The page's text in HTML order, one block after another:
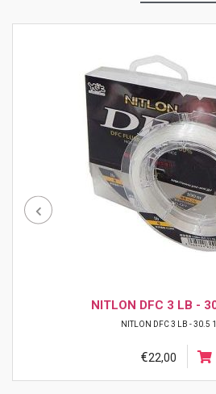
NITLON DFC 3 LB -
NITLON DFC 3 LB - 30.5
€22,00